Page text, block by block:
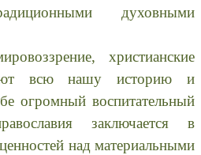
духовными
христианские
всю нашу историю и
огромный воспитательный
заключается в
над материальными